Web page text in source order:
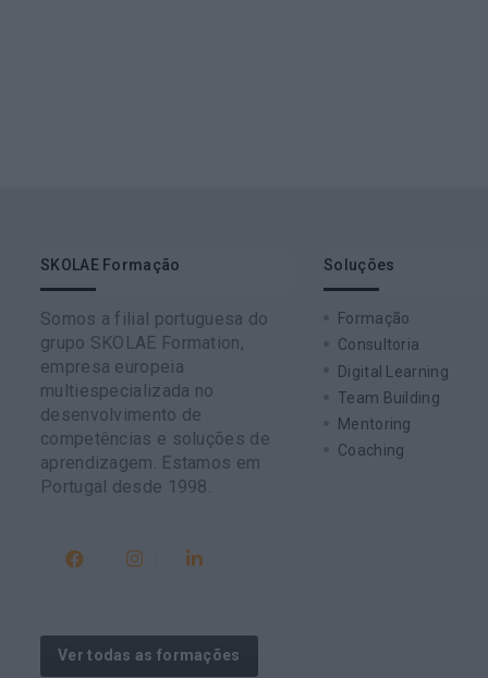
SKOLAE Formação
Somos a filial portuguesa do
grupo SKOLAE Formation,
empresa europeia
multiespecializada no
desenvolvimento de
competências e soluções de
aprendizagem. Estamos em
Portugal desde 1998.
Ver todas as formações
Soluções
Formação
Consultoria
Digital Learning
Team Building
Mentoring
Coaching